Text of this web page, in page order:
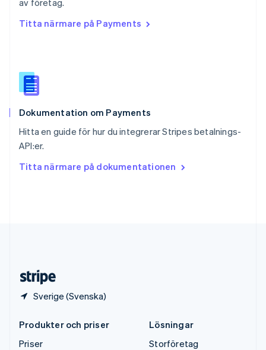
av företag.
Titta närmare på Payments
Dokumentation om Payments
Hitta en guide för hur du integrerar Stripes betalnings-
API:er.
Titta närmare på dokumentationen
Sverige (Svenska)
English
Español
Storbritannien
Sverige
Thailand
ไทย
English
Produkter och priser
Priser
Lösningar
Storföretag